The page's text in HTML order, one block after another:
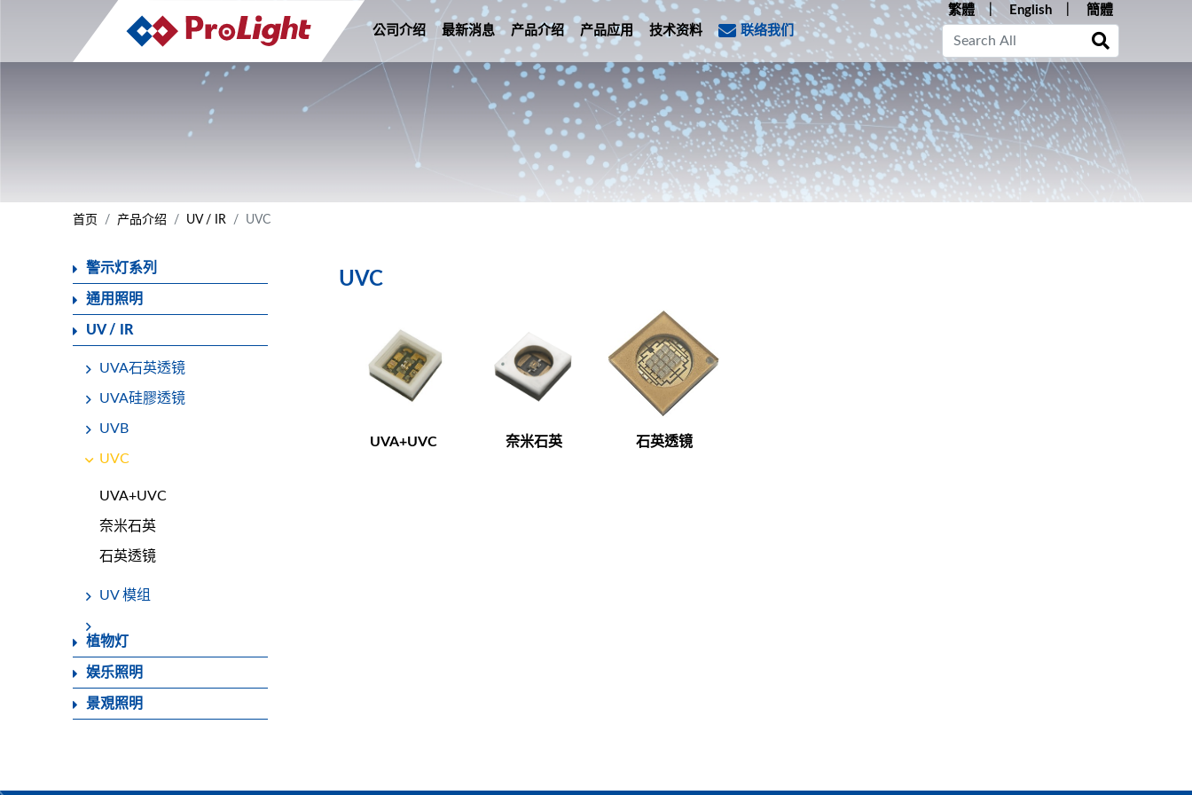
公司介绍 最新消息 产品介绍 产品应用 技术资料 联络我们
繁體 English 簡體
首页 产品介绍 UV / IR UVC
警示灯系列
通用照明
UV / IR
UVA石英透镜
UVA硅膠透镜
UVB
UVC
UVA+UVC
奈米石英
石英透镜
UV 模组
植物灯
娱乐照明
景覌照明
UVC
UVA+UVC 奈米石英 石英透镜